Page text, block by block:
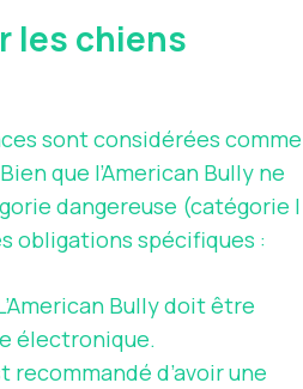
les chiens
sont considérées comme
que l’American Bully ne
dangereuse (catégorie I
obligations spécifiques :
Bully doit être
électronique.
recommandé d’avoir une